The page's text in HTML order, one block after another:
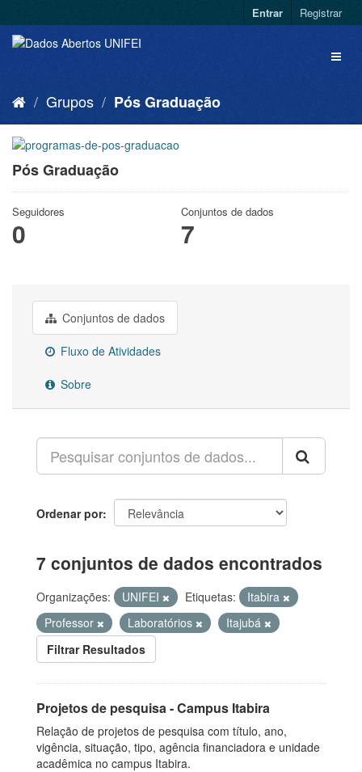
Entrar Registrar
Grupos Pós Graduação
Pós Graduação
Seguidores
0
Conjuntos de dados
7
Conjuntos de dados
Fluxo de Atividades
Sobre
Ordenar por
7 conjuntos de dados encontrados
Organizações: UNIFEI Etiquetas:
Itabira
Professor
Laboratórios
Itajubá
Filtrar Resultados
Projetos de pesquisa - Campus Itabira
Relação de projetos de pesquisa com título, ano,
vigência, situação, tipo, agência financiadora e unidade
acadêmica no campus Itabira.